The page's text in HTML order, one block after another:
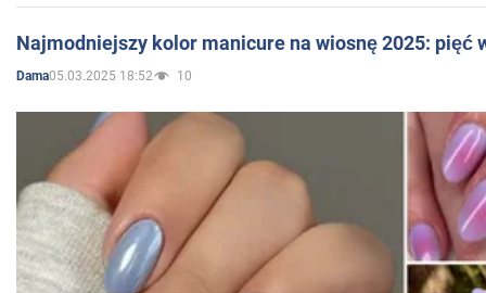
Najmodniejszy kolor manicure na wiosnę 2025: pięć
Dama05.03.2025 18:52 10